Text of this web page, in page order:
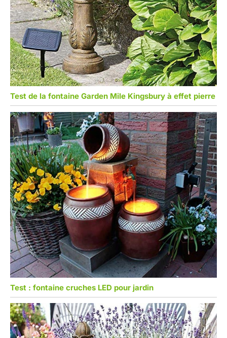
Test de la fontaine Garden Mile Kingsbury à effet pierre
Test : fontaine cruches LED pour jardin